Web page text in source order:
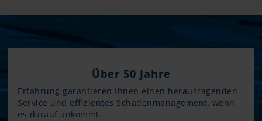
Über 50 Jahre
Erfahrung garantieren Ihnen einen herausragenden
Service und effizientes Schadenmanagement, wenn
es darauf ankommt.